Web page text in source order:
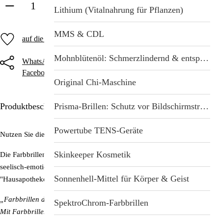
in den Warenkorb
auf die Merkliste
WhatsApp Threema
Telegram
Facebook
Twitter E-Mail
Produktbeschreibung
Nutzen Sie die Kraft und Macht des Regenbogens!
Die Farbbrillen wirken sowohl auf der körperlichen als auch der
seelisch-emotionalen Ebene. Man kann sie daher auch als die
"Hausapotheke des Farblichts" bezeichnen.
„Farbbrillen dienen der Erhaltung und Optimierung Ihrer Gesundheit.
Mit Farbbrillen können Sie gezielt Ihr Vitalsystem beeinflussen – in
Lithium (Vitalnahrung für Pflanzen)
MMS & CDL
Mohnblütenöl: Schmerzlindernd & entspannend
Original Chi-Maschine
Prisma-Brillen: Schutz vor Bildschirmstrahlung
Powertube TENS-Geräte
Skinkeeper Kosmetik
Sonnenhell-Mittel für Körper & Geist
SpektroChrom-Farbbrillen